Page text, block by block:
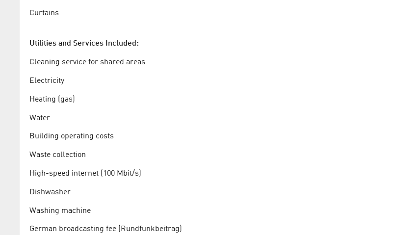
Curtains
Utilities and Services Included:
Cleaning service for shared areas
Electricity
Heating (gas)
Water
Building operating costs
Waste collection
High-speed internet (100 Mbit/s)
Dishwasher
Washing machine
German broadcasting fee (Rundfunkbeitrag)